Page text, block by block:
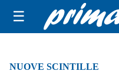
☰
NUOVE SCINTILLE